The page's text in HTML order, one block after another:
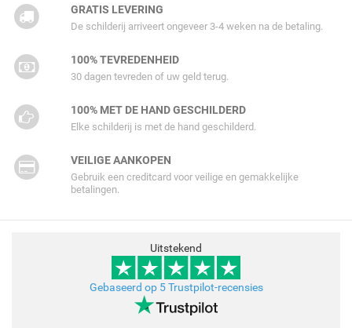
GRATIS LEVERING
De schilderij arriveert ongeveer 3-4 weken na de betaling.
100% TEVREDENHEID
30 dagen tevreden of uw geld terug.
100% MET DE HAND GESCHILDERD
Elke schilderij is met de hand geschilderd.
VEILIGE AANKOPEN
Gebruik een creditcard voor veilige en gemakkelijke
betalingen.
Uitstekend
Gebaseerd op 5 Trustpilot-recensies